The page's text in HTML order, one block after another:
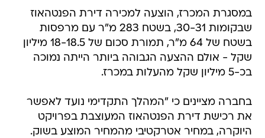
במסגרת המכרז, הוצעה למכירה דירת הפנטהאוז
שבקומות 30-31, בשטח 283 מ"ר עם מרפסות
בשטח של 64 מ"ר, תמורת סכום של 18-18.5 מיליון
שקל - אולם ההצעה הגבוהה ביותר הייתה נמוכה
בכ-5 מיליון שקל מהעלות במכרז.
בחברה מציינים כי "המהלך התקדימי נועד לאפשר
את רכישת דירת הפנטהאוז המעוצבת בפרויקט
היוקרה, במחיר אטרקטיבי מהמחיר המוצע בשוק.